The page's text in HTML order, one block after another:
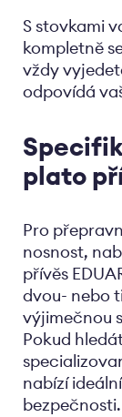
S stovkami
kompletně
vždy
odpovídá
plato
Pro
nosnost,
přívěs
dvou- nebo
výjimečnou
Pokud
nabízí
bezpečnosti.